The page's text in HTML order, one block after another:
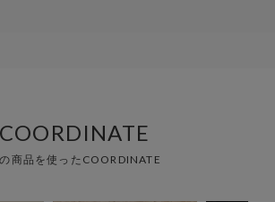
COORDINATE
商品を使ったCOORDINATE